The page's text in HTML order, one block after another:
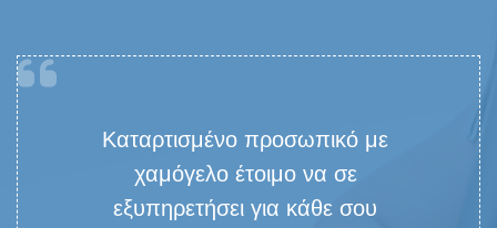
Καταρτισμένο προσωπικό με
χαμόγελο έτοιμο να σε
εξυπηρετήσει για κάθε σου